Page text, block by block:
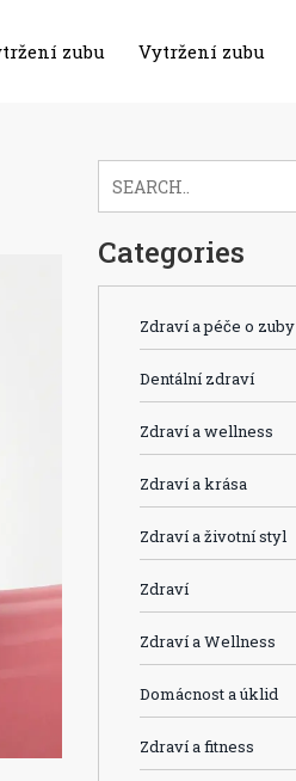
zubu Vytržení zubu
Categories
Zdraví a péče o zuby
Dentální zdraví
Zdraví a wellness
Zdraví a krása
Zdraví a životní styl
Zdraví
Zdraví a Wellness
Domácnost a úklid
Zdraví a fitness